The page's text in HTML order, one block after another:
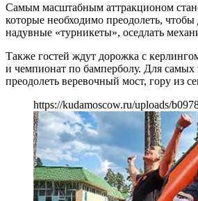
Самым масштабным аттракционом
которые необходимо преодолеть,
надувные «турникеты», оседлать
Также гостей ждут дорожка с
и чемпионат по бамперболу. Для самых
преодолеть веревочный мост, гору из
https://kudamoscow.ru/uploads/